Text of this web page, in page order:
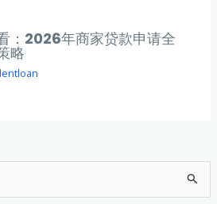
：2026年商家贷款申请全
略